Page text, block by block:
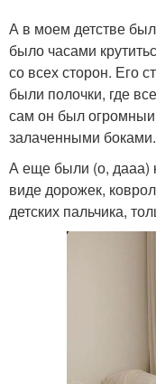
А в моем детстве
было часами
со всех сторон. Его
были полочки, где
сам он был
залаченными боками.
А еще были (о, дааа)
виде дорожек,
детских пальчика,